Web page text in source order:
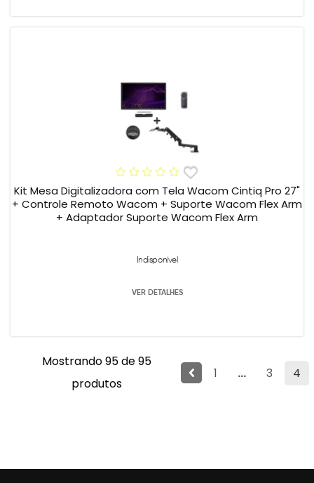
Kit Mesa Digitalizadora com Tela Wacom Cintiq Pro 27"
+ Controle Remoto Wacom + Suporte Wacom Flex Arm
+ Adaptador Suporte Wacom Flex Arm
Indisponível
VER DETALHES
1 ... 3 4
Mostrando 95 de 95
produtos